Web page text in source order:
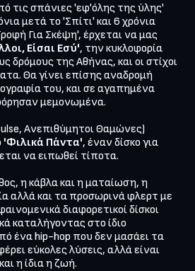
τις σπάνιες 'εφ'όλης της ύλης'
μετά το 'Σπίτι' και 6 χρόνια
Για Σκέψη', έρχεται να μας
Είσαι Εσύ', την κυκλοφορία
δρόμους της Αθήνας, και οι στίχοι
Θα γίνει επίσης αναδρομή
του, και σε αγαπημένα
μεμονωμένα.
Ανεπιθύμητοι Θαμώνες)
'Φιλικά Πάντα', έναν δίσκο για
να ειπωθεί τίποτα.
η κάβλα και η ματαίωση, η
αλλά και τα προσωρινά φλερτ με
διαφορετικοί δίσκοι
καταλήγοντας στο ίδιο
ένα hip-hop που δεν μασάει τα
εύκολες λύσεις, αλλά είναι
η ίδια η ζωή.